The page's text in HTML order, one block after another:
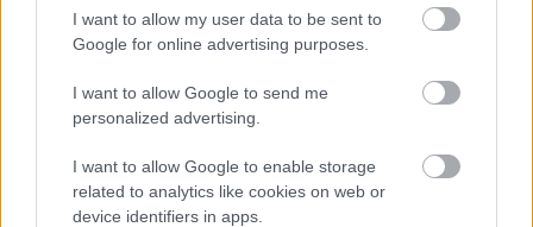
I want to allow my user data to be sent to
Google for online advertising purposes.
I want to allow Google to send me
personalized advertising.
I want to allow Google to enable storage
related to analytics like cookies on web or
device identifiers in apps.
Μια πολύ καλή επιλογή είναι τοSignature(180
κορυφαία εστιατόρια της χώρας γνωστό για την
en-cocotte”, δηλαδή μπαρμπούνι μαγειρεμένο στη
γάστρα.